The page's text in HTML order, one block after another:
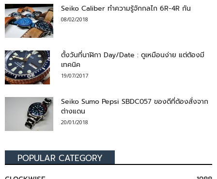
Seiko Caliber ทำความรู้จักกลไก 6R-4R กัน
08/02/2018
ตั้งวันที่นาฬิกา Day/Date : ดูเหมือนง่าย แต่ต้องมี
เทคนิค
19/07/2017
Seiko Sumo Pepsi SBDC057 ของดีที่ต้องสั่งจาก
ต่างแดน
20/01/2018
POPULAR CATEGORY